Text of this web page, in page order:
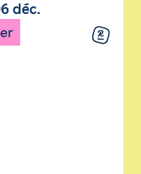
déc.